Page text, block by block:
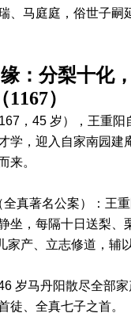
、马庭庭，俗世子嗣
：分梨十化
）
，45 岁），王重阳
学，迎入自家南园建
来。
真著名公案）：王重
坐，每隔十日送梨、
家产、立志修道，辅
岁马丹阳散尽全部家
徒、全真七子之首。